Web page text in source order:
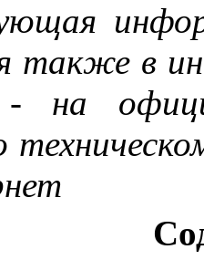
также в
- на